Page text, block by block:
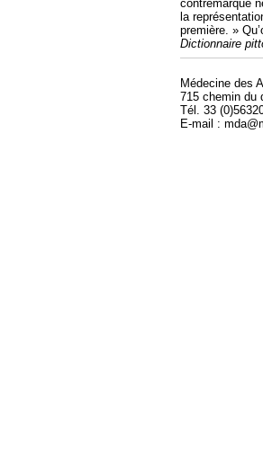
contremarque
la
première. »
Dictionnaire
Médecine
715 chemin du
Tél. 33
E-mail :